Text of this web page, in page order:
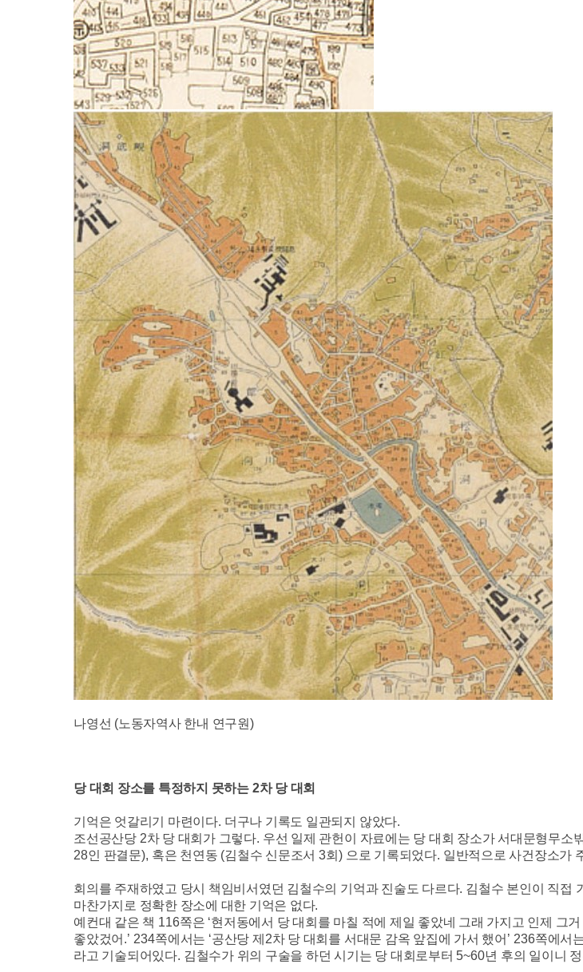
나영선 (노동자역사 한내 연구원)
당 대회 장소를 특정하지 못하는 2차 당 대회
기억은 엇갈리기 마련이다. 더구나 기록도 일관되지 않았다.
조선공산당 2차 당 대회가 그렇다. 우선 일제 관헌이 자료에는 당 대회 장소가 서대문형무소
28인 판결문), 혹은 천연동 (김철수 신문조서 3회 ) 으로 기록되었다. 일반적으로 사건장소가
회의를 주재하였고 당시 책임비서였던 김철수의 기억과 진술도 다르다. 김철수 본인이 직접
마찬가지로 정확한 장소에 대한 기억은 없다.
예컨대 같은 책 116쪽은 ‘현저동에서 당 대회를 마칠 적에 제일 좋았네 그래 가지고 인제 그
좋았겄어 .’ 234쪽에서는 ‘공산당 제 2차 당 대회를 서대문 감옥 앞집에 가서 했어 ’ 236쪽에서
라고 기술되어있다. 김철수가 위의 구술을 하던 시기는 당 대회로부터 5~60년 후의 일이니